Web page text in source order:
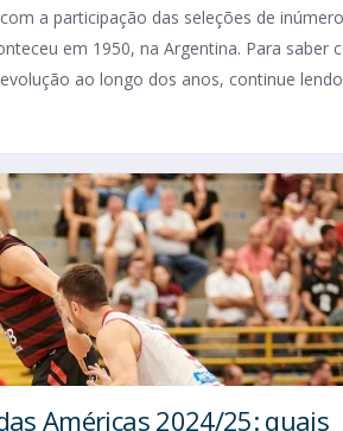
a participação das seleções de
em 1950, na Argentina. Para saber
ao longo dos anos, continue
Américas 2024/25: quais